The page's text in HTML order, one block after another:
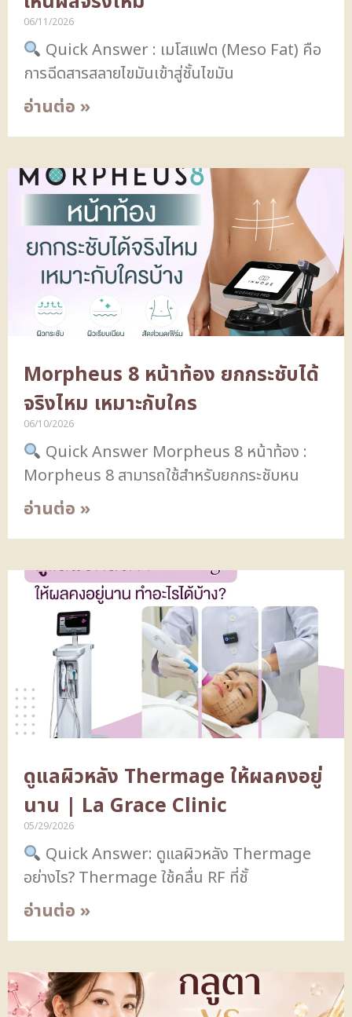
06/11/2026
Quick Answer : เมโสแฟต (Meso Fat) คือ
การฉีดสารสลายไขมันเข้าสู่ชั้นไขมัน
อ่านต่อ »
Morpheus 8 หน้าท้อง ยกกระชับได้
จริงไหม เหมาะกับใคร
06/10/2026
Quick Answer Morpheus 8 หน้าท้อง :
Morpheus 8 สามารถใช้สำหรับยกกระชับหน
อ่านต่อ »
ดูแลผิวหลัง Thermage ให้ผลคงอยู่
นาน | La Grace Clinic
05/29/2026
Quick Answer: ดูแลผิวหลัง Thermage
อย่างไร? Thermage ใช้คลื่น RF ที่ชั้
อ่านต่อ »